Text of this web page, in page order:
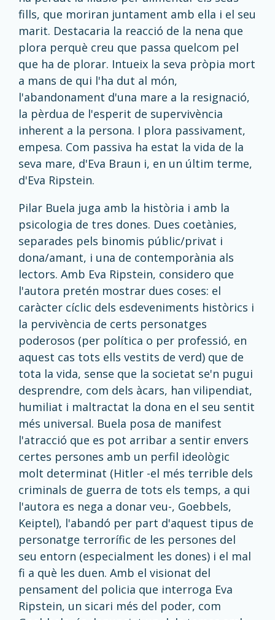
fills, que moriran juntament amb ella i el seu
marit. Destacaria la reacció de la nena que
plora perquè creu que passa quelcom pel
que ha de plorar. Intueix la seva pròpia mort
a mans de qui l'ha dut al món,
l'abandonament d'una mare a la resignació,
la pèrdua de l'esperit de supervivència
inherent a la persona. I plora passivament,
empesa. Com passiva ha estat la vida de la
seva mare, d'Eva Braun i, en un últim terme,
d'Eva Ripstein.
Pilar Buela juga amb la història i amb la
psicologia de tres dones. Dues coetànies,
separades pels binomis públic/privat i
dona/amant, i una de contemporània als
lectors. Amb Eva Ripstein, considero que
l'autora pretén mostrar dues coses: el
caràcter cíclic dels esdeveniments històrics i
la pervivència de certs personatges
poderosos (per política o per professió, en
aquest cas tots ells vestits de verd) que de
tota la vida, sense que la societat se'n pugui
desprendre, com dels àcars, han vilipendiat,
humiliat i maltractat la dona en el seu sentit
més universal. Buela posa de manifest
l'atracció que es pot arribar a sentir envers
certes persones amb un perfil ideològic
molt determinat (Hitler -el més terrible dels
criminals de guerra de tots els temps, a qui
l'autora es nega a donar veu-, Goebbels,
Keiptel), l'abandó per part d'aquest tipus de
personatge terrorífic de les persones del
seu entorn (especialment les dones) i el mal
fi a què les duen. Amb el visionat del
pensament del policia que interroga Eva
Ripstein, un sicari més del poder, com